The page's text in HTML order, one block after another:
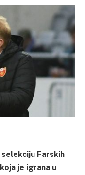
Farskih
je igrana u